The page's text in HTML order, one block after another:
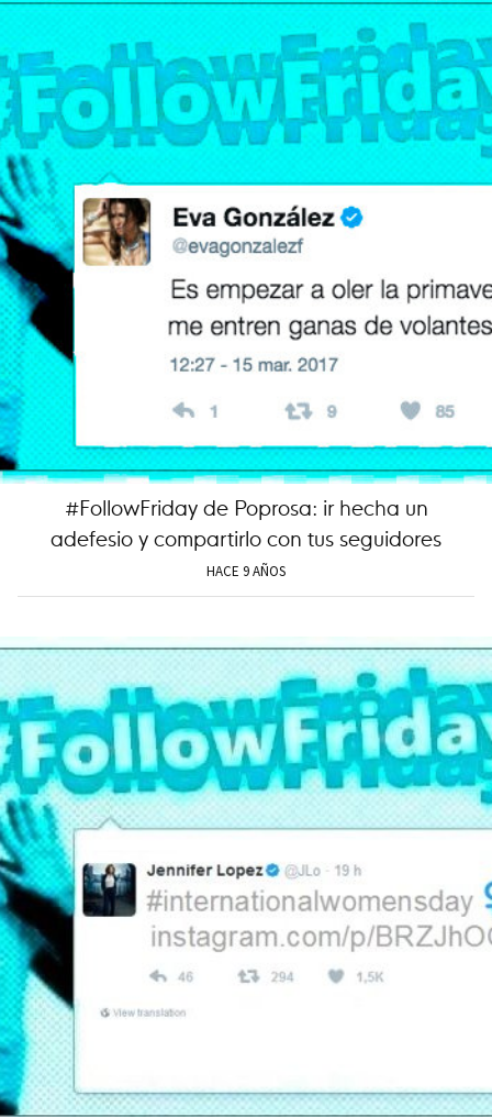
#FollowFriday de Poprosa: ir hecha un
adefesio y compartirlo con tus seguidores
HACE 9 AÑOS